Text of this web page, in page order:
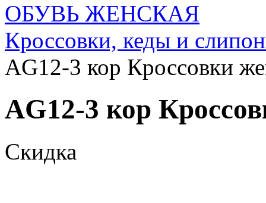
ОБУВЬ ЖЕНСКАЯ
Кроссовки, кеды и
AG12-3 кор Кроссовки
AG12-3 кор
Скидка